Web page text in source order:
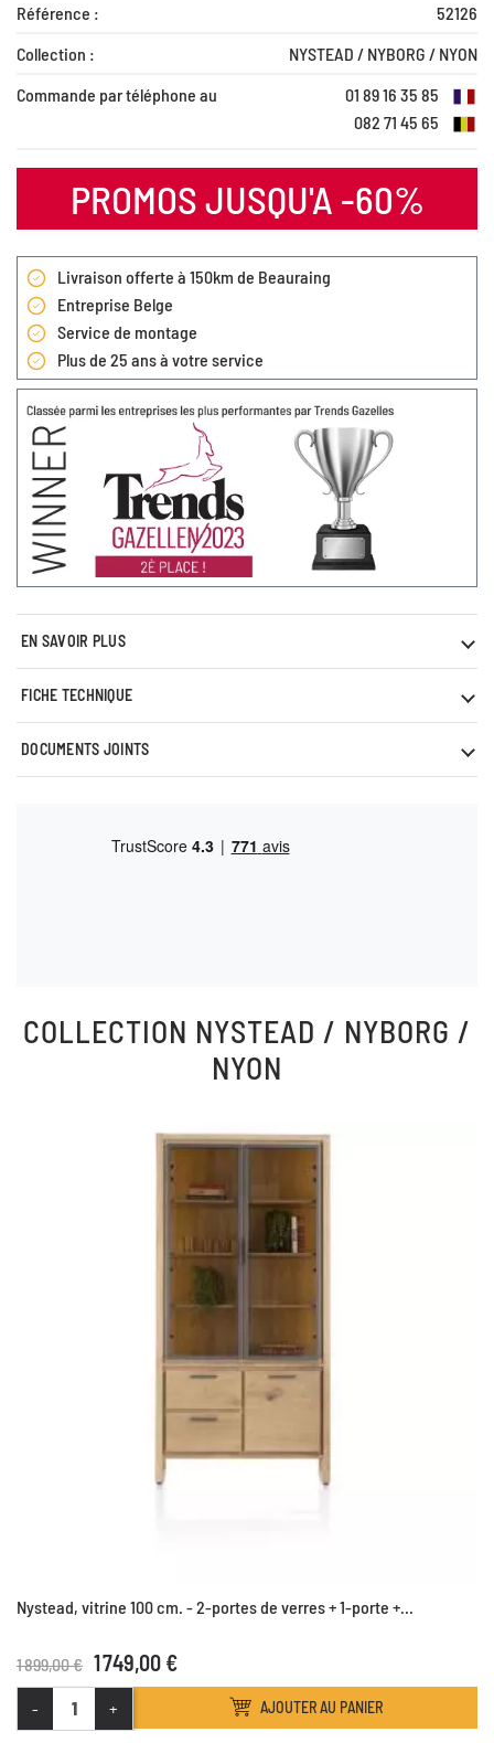
Référence :
52126
Collection :
NYSTEAD / NYBORG / NYON
Commande par téléphone au
01 89 16 35 85
082 71 45 65
PROMOS JUSQU'A -60%
Livraison offerte à 150km de Beauraing
Entreprise Belge
Service de montage
Plus de 25 ans à votre service
EN SAVOIR PLUS
FICHE TECHNIQUE
DOCUMENTS JOINTS
COLLECTION NYSTEAD / NYBORG /
NYON
Nystead, vitrine 100 cm. - 2-portes de verres + 1-porte +...
1 899,00 € 1 749,00 €
- + AJOUTER AU PANIER